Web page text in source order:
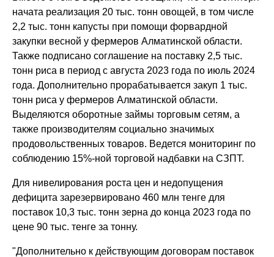
начата реализация 20 тыс. тонн овощей, в том числе
2,2 тыс. тонн капусты при помощи форвардной
закупки весной у фермеров Алматинской области.
Также подписано соглашение на поставку 2,5 тыс.
тонн риса в период с августа 2023 года по июль 2024
года. Дополнительно прорабатывается закуп 1 тыс.
тонн риса у фермеров Алматинской области.
Выделяются оборотные займы торговым сетям, а
также производителям социально значимых
продовольственных товаров. Ведется мониторинг по
соблюдению 15%-ной торговой надбавки на СЗПТ.
Для нивелирования роста цен и недопущения
дефицита зарезервировано 460 млн тенге для
поставок 10,3 тыс. тонн зерна до конца 2023 года по
цене 90 тыс. тенге за тонну.
"Дополнительно к действующим договорам поставок